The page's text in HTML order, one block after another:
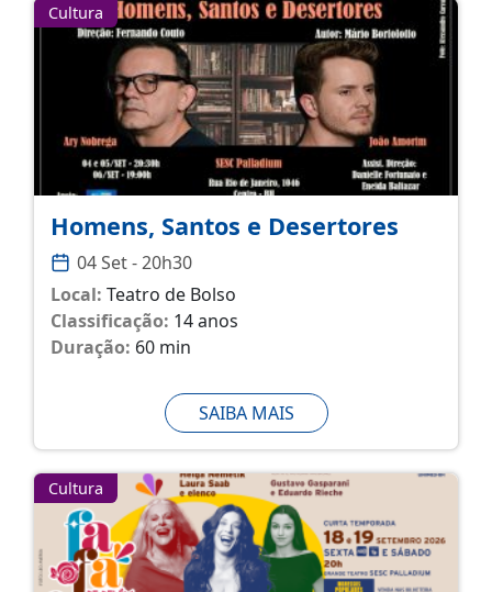
Cultura
Homens, Santos e Desertores
04 Set - 20h30
Local: Teatro de Bolso
Classificação: 14 anos
Duração: 60 min
SAIBA MAIS
Cultura